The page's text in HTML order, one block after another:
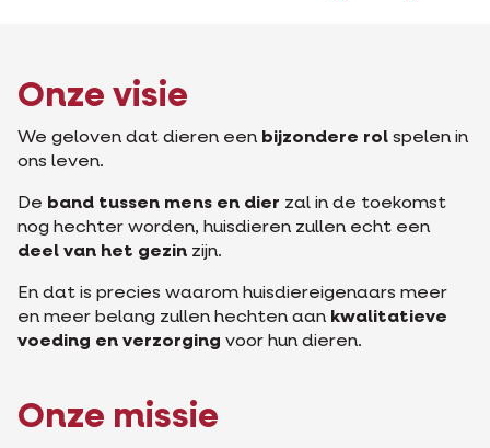
Onze visie
We geloven dat dieren een bijzondere rol spelen in
ons leven.
De band tussen mens en dier zal in de toekomst
nog hechter worden, huisdieren zullen echt een
deel van het gezin zijn.
En dat is precies waarom huisdiereigenaars meer
en meer belang zullen hechten aan kwalitatieve
voeding en verzorging voor hun dieren.
Onze missie